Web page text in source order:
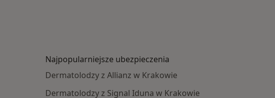
Najpopularniejsze ubezpieczenia
Dermatolodzy z Allianz w Krakowie
Dermatolodzy z Signal Iduna w Krakowie